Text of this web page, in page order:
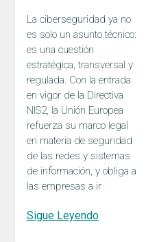
La ciberseguridad ya no
es solo un asunto técnico:
es una cuestión
estratégica, transversal y
regulada. Con la entrada
en vigor de la Directiva
NIS2, la Unión Europea
refuerza su marco legal
en materia de seguridad
de las redes y sistemas
de información, y obliga a
las empresas a ir
Sigue Leyendo